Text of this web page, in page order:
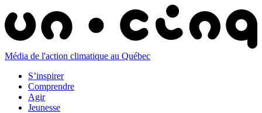
Média de l'action climatique au Québec
S’inspirer
Comprendre
Agir
Jeunesse